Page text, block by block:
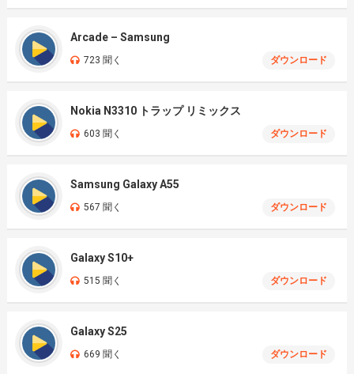
Arcade – Samsung
723 聞く ダウンロード
Nokia N3310 トラップ リミックス
603 聞く ダウンロード
Samsung Galaxy A55
567 聞く ダウンロード
Galaxy S10+
515 聞く ダウンロード
Galaxy S25
669 聞く ダウンロード